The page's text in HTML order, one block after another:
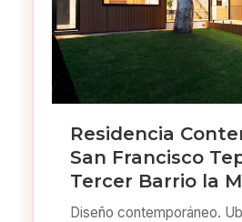
Residencia
San Francisco
Tercer Barrio la
Diseño contemporáneo.